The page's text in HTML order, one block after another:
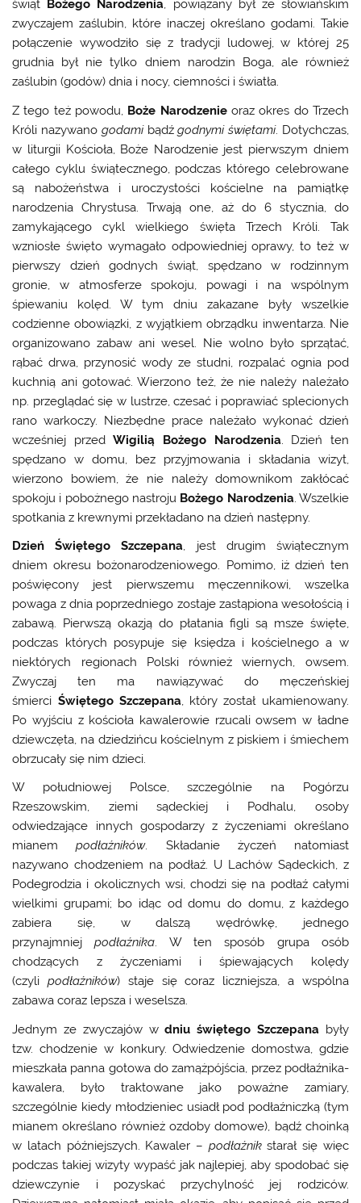
świąt Bożego Narodzenia, powiązany był ze słowiańskim
zwyczajem zaślubin, które inaczej określano godami. Takie
połączenie wywodziło się z tradycji ludowej, w której 25
grudnia był nie tylko dniem narodzin Boga, ale również
zaślubin (godów) dnia i nocy, ciemności i światła.
Z tego też powodu, Boże Narodzenieoraz okres do Trzech
Króli nazywano godamibądźgodnymi świętami. Dotychczas,
w liturgii Kościoła, Boże Narodzenie jest pierwszym dniem
całego cyklu świątecznego, podczas którego celebrowane
są nabożeństwa i uroczystości kościelne na pamiątkę
narodzenia Chrystusa. Trwają one, aż do 6 stycznia, do
zamykającego cykl wielkiego święta Trzech Króli. Tak
wzniosłe święto wymagało odpowiedniej oprawy, to też w
pierwszy dzień godnych świąt, spędzano w rodzinnym
gronie, w atmosferze spokoju, powagi i na wspólnym
śpiewaniu kolęd. W tym dniu zakazane były wszelkie
codzienne obowiązki, z wyjątkiem obrządku inwentarza. Nie
organizowano zabaw ani wesel. Nie wolno było sprzątać,
rąbać drwa, przynosić wody ze studni, rozpalać ognia pod
kuchnią ani gotować. Wierzono też, że nie należy należało
np. przeglądać się w lustrze, czesać i poprawiać splecionych
rano warkoczy. Niezbędne prace należało wykonać dzień
wcześniej przedWigilią Bożego Narodzenia. Dzień ten
spędzano w domu, bez przyjmowania i składania wizyt,
wierzono bowiem, że nie należy domownikom zakłócać
spokoju i pobożnego nastroju Bożego Narodzenia. Wszelkie
spotkania z krewnymi przekładano na dzień następny.
Dzień Świętego Szczepana, jest drugim świątecznym
dniem okresu bożonarodzeniowego. Pomimo, iż dzień ten
poświęcony jest pierwszemu męczennikowi, wszelka
powaga z dnia poprzedniego zostaje zastąpiona wesołością i
zabawą. Pierwszą okazją do płatania figli są msze święte,
podczas których posypuje się księdza i kościelnego a w
niektórych regionach Polski również wiernych, owsem.
Zwyczaj ten ma nawiązywać do męczeńskiej
śmierci Świętego Szczepana, który został ukamienowany.
Po wyjściu z kościoła kawalerowie rzucali owsem w ładne
dziewczęta, na dziedzińcu kościelnym z piskiem i śmiechem
obrzucały się nim dzieci.
W południowej Polsce, szczególnie na Pogórzu
Rzeszowskim, ziemi sądeckiej i Podhalu, osoby
odwiedzające innych gospodarzy z życzeniami określano
mianempodłaźników. Składanie życzeń natomiast
nazywano chodzeniem na podłaź. U Lachów Sądeckich, z
Podegrodzia i okolicznych wsi, chodzi się na podłaź całymi
wielkimi grupami; bo idąc od domu do domu, z każdego
zabiera się, w dalszą wędrówkę, jednego
przynajmniejpodłaźnika. W ten sposób grupa osób
chodzących z życzeniami i śpiewających kolędy
(czyli podłaźników) staje się coraz liczniejsza, a wspólna
zabawa coraz lepsza i weselsza.
Jednym ze zwyczajów wdniu świętego Szczepana były
tzw. chodzenie w konkury. Odwiedzenie domostwa, gdzie
mieszkała panna gotowa do zamążpójścia, przez podłaźnika-
kawalera, było traktowane jako poważne zamiary,
szczególnie kiedy młodzieniec usiadł pod podłaźniczką (tym
mianem określano również ozdoby domowe), bądź choinką
w latach późniejszych. Kawaler – podłaźnikstarał się więc
podczas takiej wizyty wypaść jak najlepiej, aby spodobać się
dziewczynie i pozyskać przychylność jej rodziców.